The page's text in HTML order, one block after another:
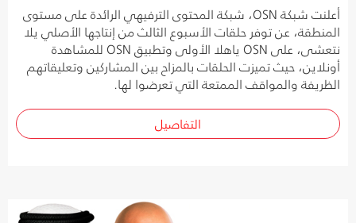
أعلنت شبكة OSN، شبكة المحتوى الترفيهي الرائدة على مستوى
المنطقة، عن توفر حلقات الأسبوع الثالث من إنتاجها الأصلي يلا
نتعشى، على OSN ياهلا الأولى وتطبيق OSN للمشاهدة
أونلاين، حيث تميزت الحلقات بالمزاح بين المشاركين وتعليقاتهم
الظريفة والمواقف الممتعة التي تعرضوا لها.
التفاصيل